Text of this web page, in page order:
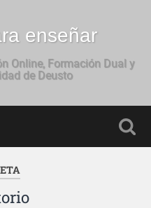
enseñar
Online, Formación Dual y
de Deusto